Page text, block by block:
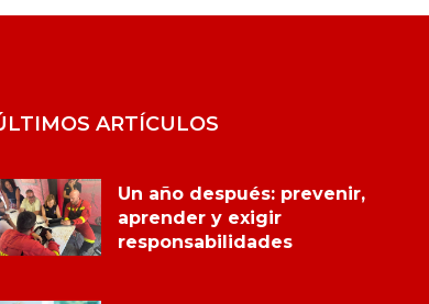
ARTÍCULOS
Un año después: prevenir,
aprender y exigir
responsabilidades